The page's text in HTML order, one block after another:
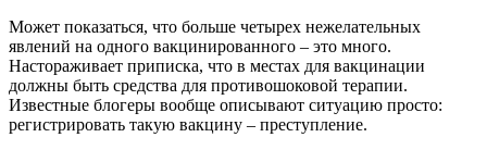
Может показаться, что больше четырех нежелательных
явлений на одного вакцинированного – это много.
Настораживает приписка, что в местах для вакцинации
должны быть средства для противошоковой терапии.
Известные блогеры вообще описывают ситуацию просто:
регистрировать такую вакцину – преступление.